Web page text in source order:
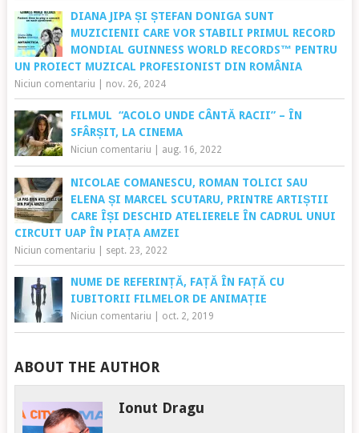
de euro pe zi sau un scuter
cu 10 euro toată…
DIANA JIPA ȘI ȘTEFAN DONIGA SUNT
MUZICIENII CARE VOR STABILI PRIMUL RECORD
MONDIAL GUINNESS WORLD RECORDS™ PENTRU
UN PROIECT MUZICAL PROFESIONIST DIN ROMÂNIA
Niciun comentariu nov. 26, 2024
FILMUL “ACOLO UNDE CÂNTĂ RACII” – ÎN
SFÂRȘIT, LA CINEMA
Niciun comentariu aug. 16, 2022
NICOLAE COMANESCU, ROMAN TOLICI SAU
ELENA ȘI MARCEL SCUTARU, PRINTRE ARTIȘTII
CARE ÎȘI DESCHID ATELIERELE ÎN CADRUL UNUI
CIRCUIT UAP ÎN PIAȚA AMZEI
Niciun comentariu sept. 23, 2022
NUME DE REFERINȚĂ, FAȚĂ ÎN FAȚĂ CU
IUBITORII FILMELOR DE ANIMAȚIE
Niciun comentariu oct. 2, 2019
ABOUT THE AUTHOR
Ionut Dragu